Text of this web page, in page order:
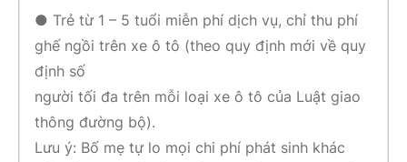
● Trẻ từ 1 – 5 tuổi miễn phí dịch vụ, chỉ thu phí
ghế ngồi trên xe ô tô (theo quy định mới về quy
định số
người tối đa trên mỗi loại xe ô tô của Luật giao
thông đường bộ).
Lưu ý: Bố mẹ tự lo mọi chi phí phát sinh khác